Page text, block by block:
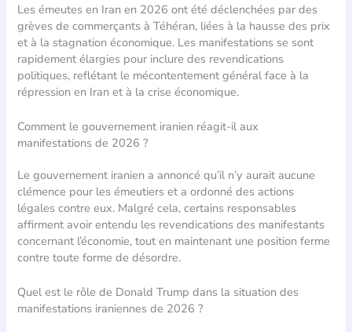
Les émeutes en Iran en 2026 ont été déclenchées par des
grèves de commerçants à Téhéran, liées à la hausse des prix
et à la stagnation économique. Les manifestations se sont
rapidement élargies pour inclure des revendications
politiques, reflétant le mécontentement général face à la
répression en Iran et à la crise économique.
Comment le gouvernement iranien réagit-il aux
manifestations de 2026 ?
Le gouvernement iranien a annoncé qu’il n’y aurait aucune
clémence pour les émeutiers et a ordonné des actions
légales contre eux. Malgré cela, certains responsables
affirment avoir entendu les revendications des manifestants
concernant l’économie, tout en maintenant une position ferme
contre toute forme de désordre.
Quel est le rôle de Donald Trump dans la situation des
manifestations iraniennes de 2026 ?